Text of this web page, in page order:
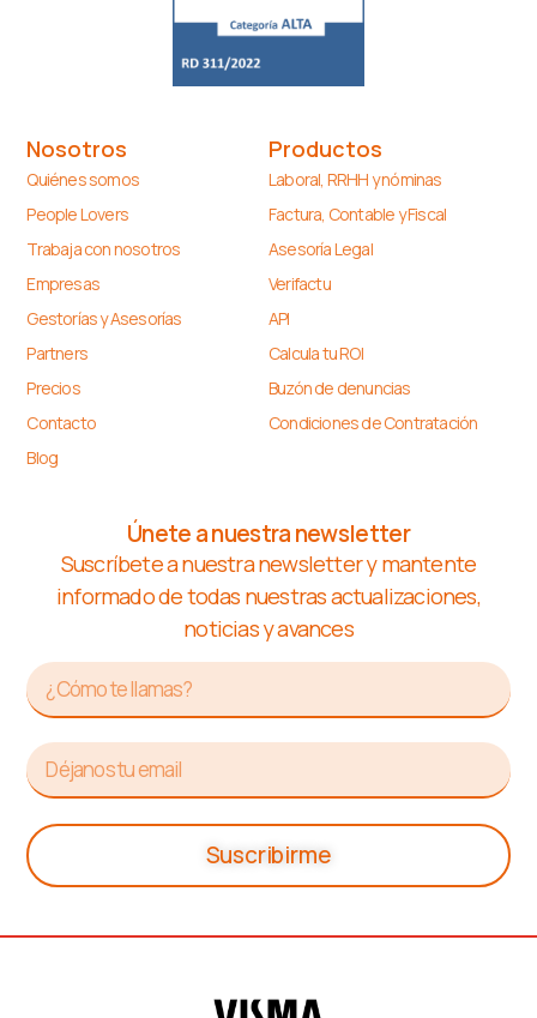
Nosotros
Quiénes somos
People Lovers
Trabaja con nosotros
Empresas
Gestorías y Asesorías
Partners
Precios
Contacto
Blog
Productos
Laboral, RRHH y nóminas
Factura, Contable y Fiscal
Asesoría Legal
Verifactu
API
Calcula tu ROI
Buzón de denuncias
Condiciones de Contratación
Únete a nuestra newsletter
Suscríbete a nuestra newsletter y mantente
informado de todas nuestras actualizaciones,
noticias y avances
Suscribirme